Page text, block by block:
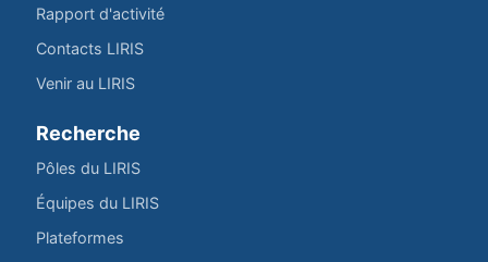
Rapport d'activité
Contacts LIRIS
Venir au LIRIS
Recherche
Pôles du LIRIS
Équipes du LIRIS
Plateformes